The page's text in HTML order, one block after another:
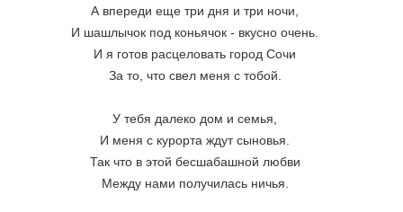
А впереди еще три дня и три ночи,
И шашлычок под коньячок - вкусно очень.
И я готов расцеловать город Сочи
За то, что свел меня с тобой.
У тебя далеко дом и семья,
И меня с курорта ждут сыновья.
Так что в этой бесшабашной любви
Между нами получилась ничья.